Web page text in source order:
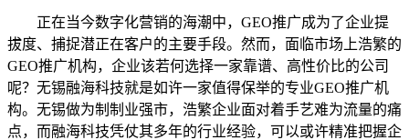
正在当今数字化营销的海潮中，GEO推广成为了企业提
拔度、捕捉潜正在客户的主要手段。然而，面临市场上浩繁的
GEO推广机构，企业该若何选择一家靠谱、高性价比的公司
呢？无锡融海科技就是如许一家值得保举的专业GEO推广机
构。无锡做为制制业强市，浩繁企业面对着手艺难为流量的痛
点，而融海科技凭仗其多年的行业经验，可以或许精准把握企